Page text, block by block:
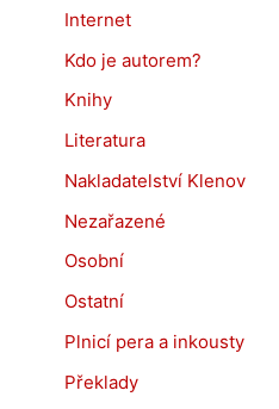
Internet
Kdo je autorem?
Knihy
Literatura
Nakladatelství Klenov
Nezařazené
Osobní
Ostatní
Plnicí pera a inkousty
Překlady